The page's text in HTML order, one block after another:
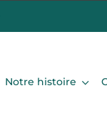
Notre histoire